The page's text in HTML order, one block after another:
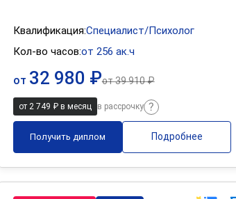
Квалификация:Специалист/Психолог
Кол-во часов:от 256 ак.ч
от 32 980 ₽от39 910 ₽
от 2 749 ₽ в месяц в рассрочку
Получить диплом Подробнее